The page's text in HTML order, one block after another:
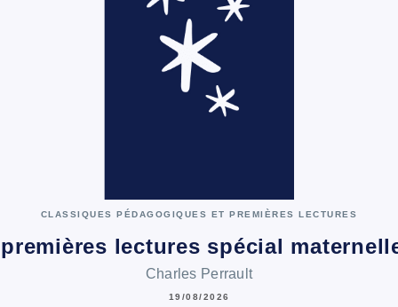
CLASSIQUES PÉDAGOGIQUES ET PREMIÈRES LECTURES
lectures spécial
Charles Perrault
19/08/2026